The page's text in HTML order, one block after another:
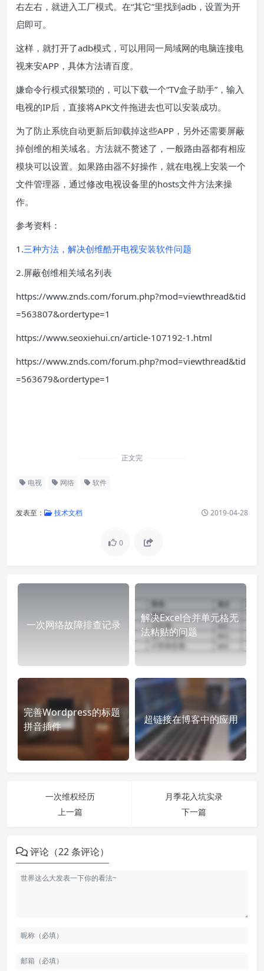
右左右，就进入工厂模式。在“其它”里找到adb，设置为开
启即可。
这样，就打开了adb模式，可以用同一局域网的电脑连接电
视来安APP，具体方法请百度。
嫌命令行模式很繁琐的，可以下载一个“TV盒子助手”，输入
电视的IP后，直接将APK文件拖进去也可以安装成功。
为了防止系统自动更新后卸载掉这些APP，另外还需要屏蔽
掉创维的相关域名。方法就不赘述了，一般路由器都有相应
模块可以设置。如果路由器不好操作，就在电视上安装一个
文件管理器，通过修改电视设备里的hosts文件方法来操
作。
参考资料：
1.三种方法，解决创维酷开电视安装软件问题
2.屏蔽创维相关域名列表
https://www.znds.com/forum.php?mod=viewthread&tid
=563807&ordertype=1
https://www.seoxiehui.cn/article-107192-1.html
https://www.znds.com/forum.php?mod=viewthread&tid
=563679&ordertype=1
正文完
电视 网络 软件
发表至： 技术文档 2019-04-28
0
一次网络故障排查记录
解决Excel合并单元格无
法粘贴的问题
完善Wordpress的标题
拼音插件
超链接在博客中的应用
一次维权经历
上一篇
月季花入坑实录
下一篇
评论（22 条评论）